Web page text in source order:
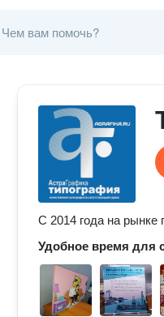
С 2014 года на рынке
Удобное время для